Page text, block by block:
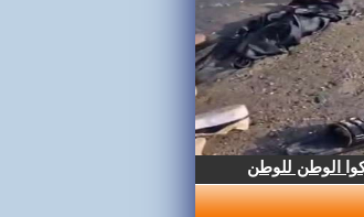
الوطن للوطن